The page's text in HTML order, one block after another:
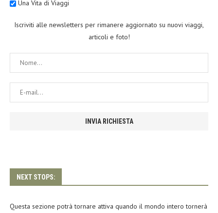
Una Vita di Viaggi
Iscriviti alle newsletters per rimanere aggiornato su nuovi viaggi,
articoli e foto!
NEXT STOPS:
Questa sezione potrà tornare attiva quando il mondo intero tornerà